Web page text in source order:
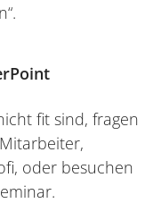
fit sind, fragen
oder besuchen